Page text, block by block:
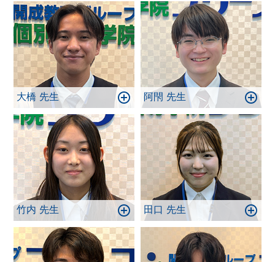
大橋 先生 阿閇 先生
竹内 先生 田口 先生